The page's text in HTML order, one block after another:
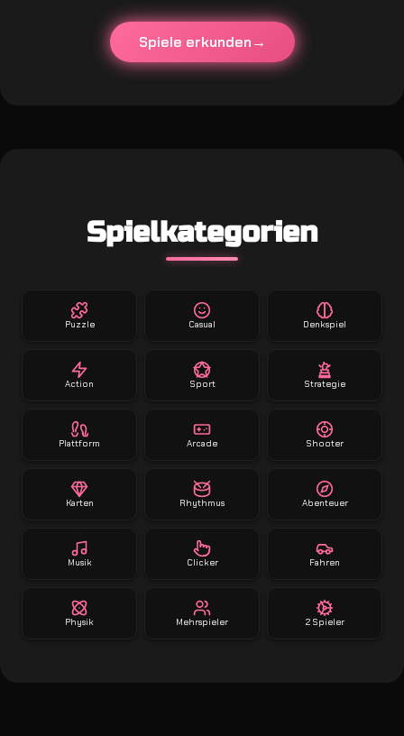
Spiele erkunden
Spielkategorien
Puzzle Casual Denkspiel
Action Sport Strategie
Plattform Arcade Shooter
Karten Rhythmus Abenteuer
Musik Clicker Fahren
Physik Mehrspieler 2 Spieler